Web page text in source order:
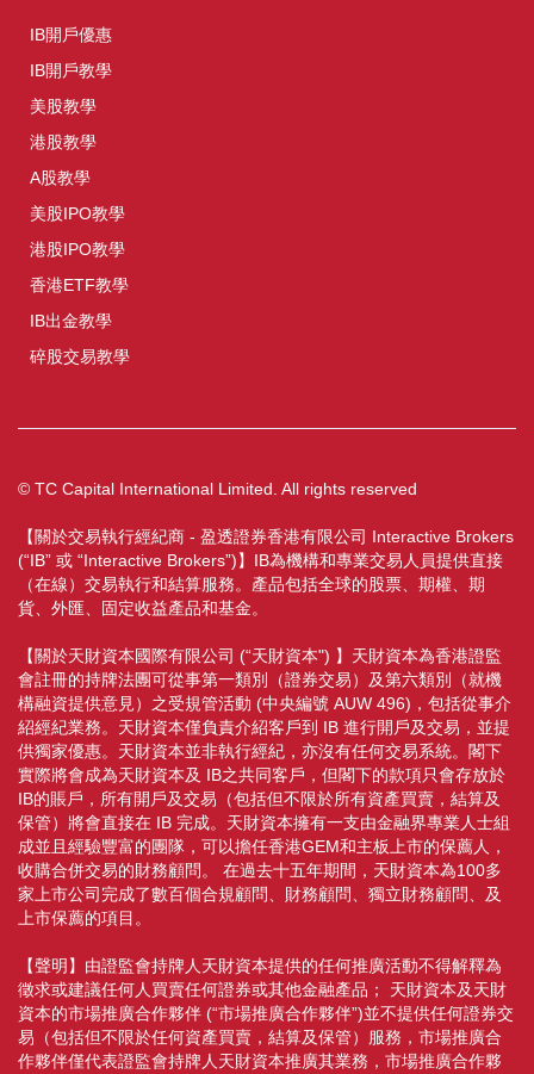
IB開戶優惠
IB開戶教學
美股教學
港股教學
A股教學
美股IPO教學
港股IPO教學
香港ETF教學
IB出金教學
碎股交易教學
© TC Capital International Limited. All rights reserved
【關於交易執行經紀商 - 盈透證券香港有限公司 Interactive Brokers
(“IB” 或 “Interactive Brokers”)】IB為機構和專業交易人員提供直接
（在線）交易執行和結算服務。產品包括全球的股票、期權、期
貨、外匯、固定收益產品和基金。
【關於天財資本國際有限公司 (“天財資本") 】天財資本為香港證監
會註冊的持牌法團可從事第一類別（證券交易）及第六類別（就機
構融資提供意見）之受規管活動 (中央編號 AUW 496)，包括從事介
紹經紀業務。天財資本僅負責介紹客戶到 IB 進行開戶及交易，並提
供獨家優惠。天財資本並非執行經紀，亦沒有任何交易系統。閣下
實際將會成為天財資本及 IB之共同客戶，但閣下的款項只會存放於
IB的賬戶，所有開戶及交易（包括但不限於所有資產買賣，結算及
保管）將會直接在 IB 完成。天財資本擁有一支由金融界專業人士組
成並且經驗豐富的團隊，可以擔任香港GEM和主板上市的保薦人，
收購合併交易的財務顧問。 在過去十五年期間，天財資本為100多
家上市公司完成了數百個合規顧問、財務顧問、獨立財務顧問、及
上市保薦的項目。
【聲明】由證監會持牌人天財資本提供的任何推廣活動不得解釋為
徵求或建議任何人買賣任何證券或其他金融產品； 天財資本及天財
資本的市場推廣合作夥伴 (“市場推廣合作夥伴”)並不提供任何證券交
易（包括但不限於任何資產買賣，結算及保管）服務，市場推廣合
作夥伴僅代表證監會持牌人天財資本推廣其業務，市場推廣合作夥